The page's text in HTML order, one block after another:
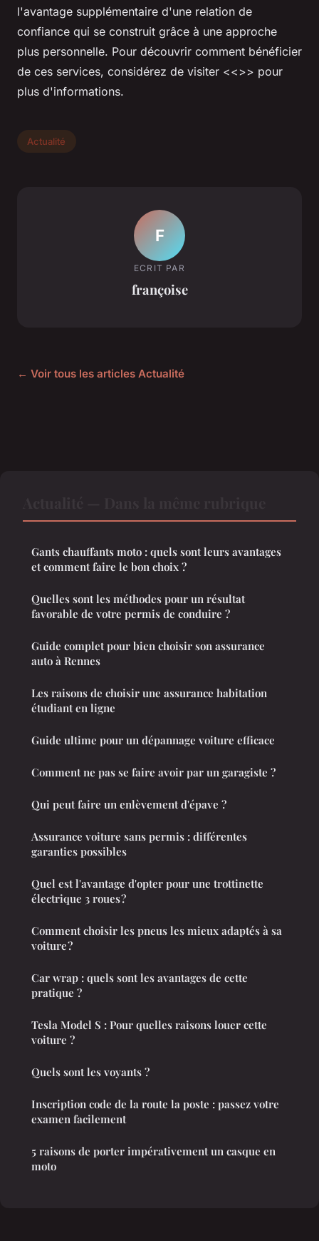
l'avantage supplémentaire d'une relation de
confiance qui se construit grâce à une approche
plus personnelle. Pour découvrir comment bénéficier
de ces services, considérez de visiter <<>> pour
plus d'informations.
Actualité
F
ECRIT PAR
françoise
← Voir tous les articles Actualité
Gants chauffants moto : quels sont leurs avantages
et comment faire le bon choix ?
Quelles sont les méthodes pour un résultat
favorable de votre permis de conduire ?
Guide complet pour bien choisir son assurance
auto à Rennes
Les raisons de choisir une assurance habitation
étudiant en ligne
Guide ultime pour un dépannage voiture efficace
Comment ne pas se faire avoir par un garagiste ?
Qui peut faire un enlèvement d'épave ?
Assurance voiture sans permis : différentes
garanties possibles
Quel est l'avantage d'opter pour une trottinette
électrique 3 roues ?
Comment choisir les pneus les mieux adaptés à sa
voiture ?
Car wrap : quels sont les avantages de cette
pratique ?
Tesla Model S : Pour quelles raisons louer cette
voiture ?
Quels sont les voyants ?
Inscription code de la route la poste : passez votre
examen facilement
5 raisons de porter impérativement un casque en
moto